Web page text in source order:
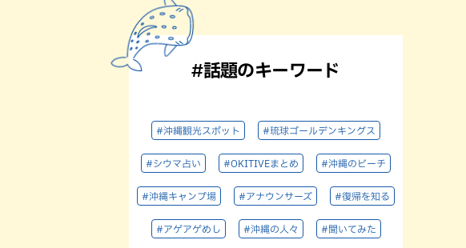
#話題のキーワード
#沖縄観光スポット #琉球ゴールデンキングス
#シウマ占い #OKITIVEまとめ #沖縄のビーチ
#沖縄キャンプ場 #アナウンサーズ #復帰を知る
#アゲアゲめし #沖縄の人々 #聞いてみた